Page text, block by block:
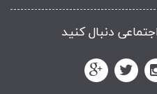
دنبال کنید